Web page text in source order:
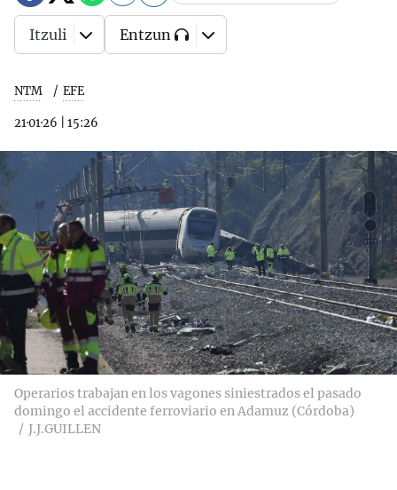
NTM EFE
21·01·26 15:26
Itzuli Entzun
Operarios trabajan en los vagones siniestrados el pasado
domingo el accidente ferroviario en Adamuz (Córdoba)
J.J.GUILLEN